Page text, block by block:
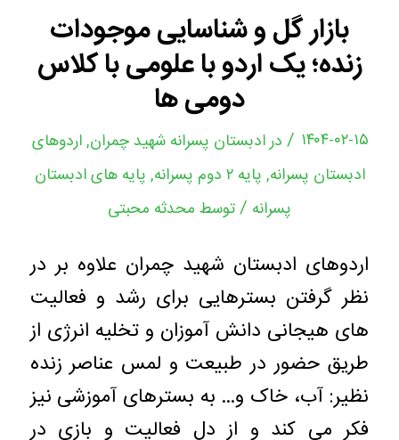
بازار گل و شناسایی موجودات
زنده؛ یک اردو با علومی با کلاس
دومی ها
۱۴۰۴-۰۲-۱۵ / درادبستان پسرانه شهید چمران,اردوهای
ادبستان پسرانه, پایه ۲ دوم پسرانه , پایه های ادبستان
پسرانه /توسط محدثه محبتی
اردوهای ادبستان شهید چمران علاوه بر در
نظر گرفتن بسترهایی برای رشد و فعالیت
های هیجانی دانش آموزان و تخلیه انرژی از
طریق حضور در طبیعت و لمس عناصر زنده
نظیر: آب، خاک و… به بسترهای آموزشی نیز
فکر می کند و از دل فعالیت و بازی در